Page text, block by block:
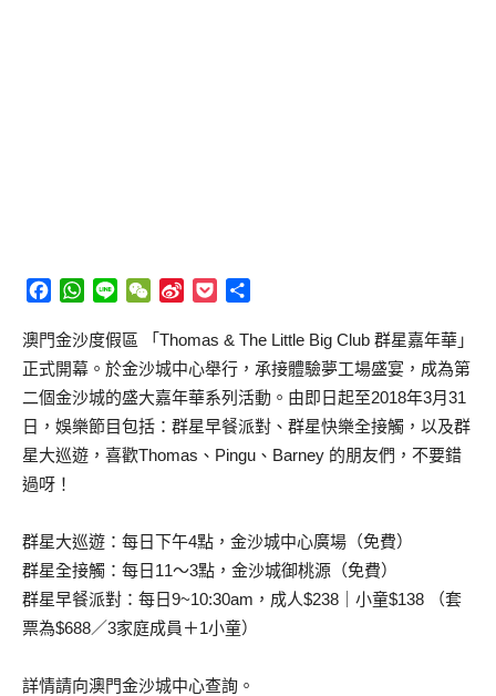
Facebook
WhatsApp
Line WeChat
Sina
Pocket
澳門金沙度假區 「Thomas & The Little Big Club 群星嘉年華」
正式開幕。於金沙城中心舉行，承接體驗夢工場盛宴，成為第
二個金沙城的盛大嘉年華系列活動。由即日起至2018年3月31
日，娛樂節目包括：群星早餐派對、群星快樂全接觸，以及群
星大巡遊，喜歡Thomas、Pingu、Barney 的朋友們，不要錯
過呀！
群星大巡遊：每日下午4點，金沙城中心廣場（免費）
群星全接觸：每日11～3點，金沙城御桃源（免費）
群星早餐派對：每日9~10:30am，成人$238｜小童$138 （套
票為$688／3家庭成員＋1小童）
詳情請向澳門金沙城中心查詢。